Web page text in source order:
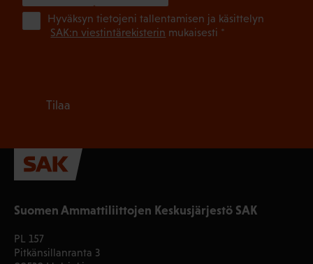
Suomen Ammattiliittojen Keskusjärjestö SAK
PL 157
Pitkänsillanranta 3
Hyväksyn tietojeni tallentamisen ja käsittelyn
SAK:n viestintärekisterin mukaisesti *
Tilaa